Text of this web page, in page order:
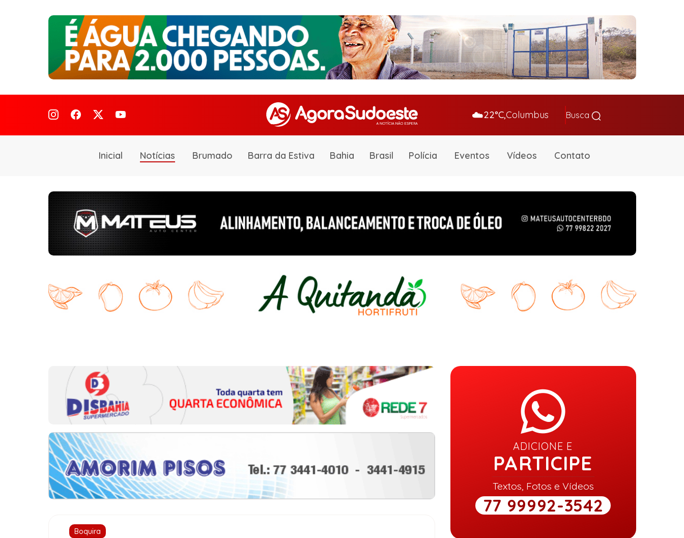
☁️22°C,Columbus Busca
Inicial Notícias Brumado Barra da Estiva Bahia Brasil Polícia Eventos Vídeos Contato
Boquira
ADICIONE E
PARTICIPE
Textos, Fotos e Vídeos
77 99992-3542